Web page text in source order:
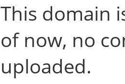
This domain
of now, no
uploaded.